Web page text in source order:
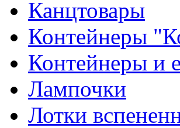
Канцтовары
Контейнеры
Контейнеры и
Лампочки
Лотки